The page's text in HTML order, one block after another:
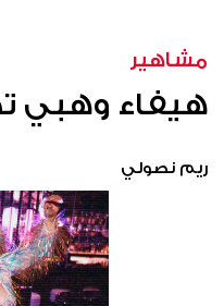
مشاهير
هيفاء وهبي
ريم نصولي